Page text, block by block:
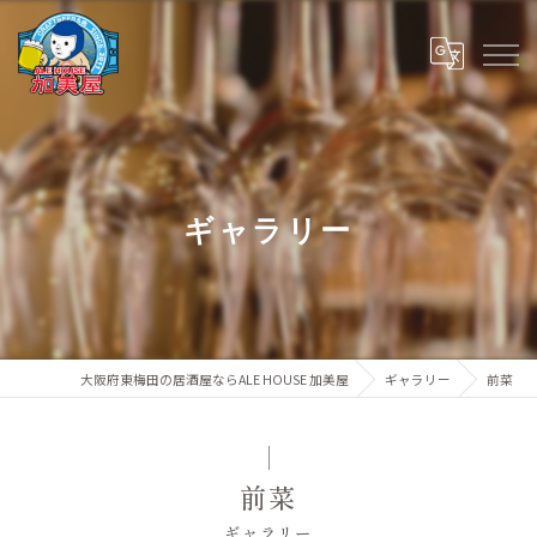
ギャラリー
大阪府東梅田の居酒屋ならALE HOUSE 加美屋 ギャラリー 前菜
前菜